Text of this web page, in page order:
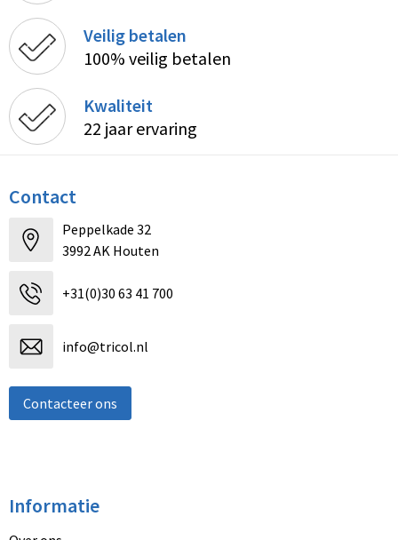
Veilig betalen
100% veilig betalen
Kwaliteit
22 jaar ervaring
Contact
Peppelkade 32
3992 AK Houten
+31(0)30 63 41 700
info@tricol.nl
Contacteer ons
Informatie